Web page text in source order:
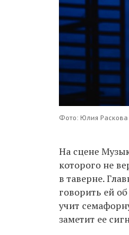
Фото: Юлия Раскова
На сцене
которого не
в таверне.
говорить ей
учит
заметит ее